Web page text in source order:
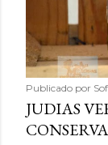
Publicado por
JUDIAS
CONSERVA